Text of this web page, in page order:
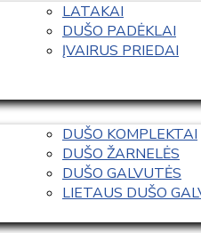
LATAKAI
DUŠO PADĖKLAI
ĮVAIRUS PRIEDAI
DUŠO KOMPLEKTAI
DUŠO ŽARNELĖS
DUŠO GALVUTĖS
LIETAUS DUŠO